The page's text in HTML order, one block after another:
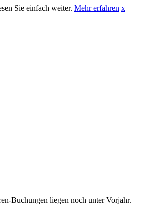
Sie einfach weiter. Mehr erfahren x
Buchungen liegen noch unter Vorjahr.